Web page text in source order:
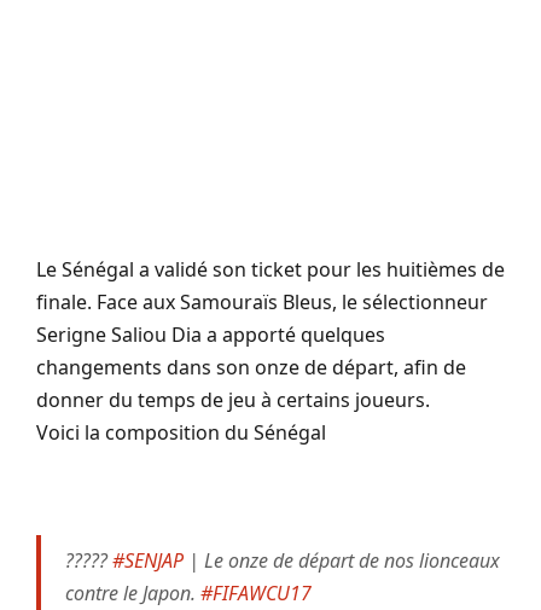
Le Sénégal a validé son ticket pour les huitièmes de
finale. Face aux Samouraïs Bleus, le sélectionneur
Serigne Saliou Dia a apporté quelques
changements dans son onze de départ, afin de
donner du temps de jeu à certains joueurs.
Voici la composition du Sénégal
?????#SENJAP | Le onze de départ de nos lionceaux
contre le Japon. #FIFAWCU17